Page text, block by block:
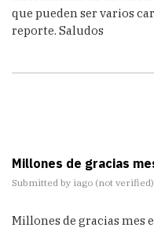
que pueden ser varios
reporte. Saludos
Millones de gracias
Submitted by iago (not verified)
Millones de gracias mes